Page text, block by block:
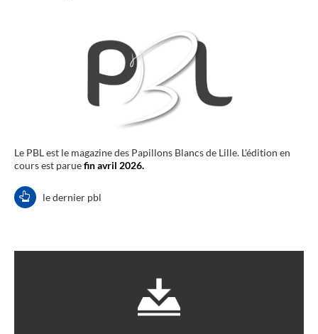
Le PBL est le magazine des Papillons Blancs de Lille. L'édition en
cours est paruefin avril 2026.
le dernier pbl